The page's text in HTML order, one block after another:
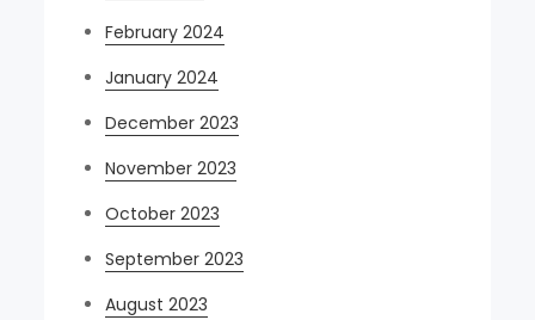
February 2024
January 2024
December 2023
November 2023
October 2023
September 2023
August 2023